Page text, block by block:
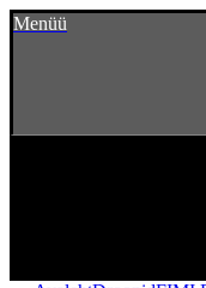
Menüü